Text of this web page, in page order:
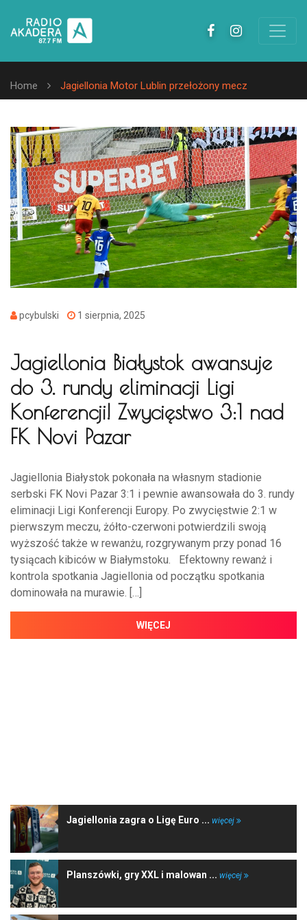
Home Jagiellonia Motor Lublin przełożony mecz
pcybulski 1 sierpnia, 2025
Jagiellonia Białystok awansuje
do 3. rundy eliminacji Ligi
Konferencji! Zwycięstwo 3:1 nad
FK Novi Pazar
Jagiellonia Białystok pokonała na własnym stadionie
serbski FK Novi Pazar 3:1 i pewnie awansowała do 3. rundy
eliminacji Ligi Konferencji Europy. Po zwycięstwie 2:1 w
pierwszym meczu, żółto-czerwoni potwierdzili swoją
wyższość także w rewanżu, rozgrywanym przy ponad 16
tysiącach kibiców w Białymstoku. Efektowny rewanż i
kontrola spotkania Jagiellonia od początku spotkania
dominowała na murawie. […]
WIĘCEJ
Jagiellonia zagra o Ligę Euro ... więcej
Planszówki, gry XXL i malowan ... więcej